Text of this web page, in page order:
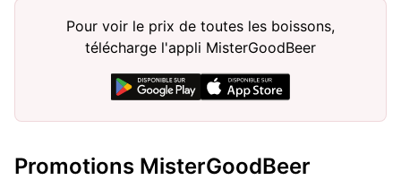
Pour voir le prix de toutes les boissons,
télécharge l'appli MisterGoodBeer
Promotions MisterGoodBeer